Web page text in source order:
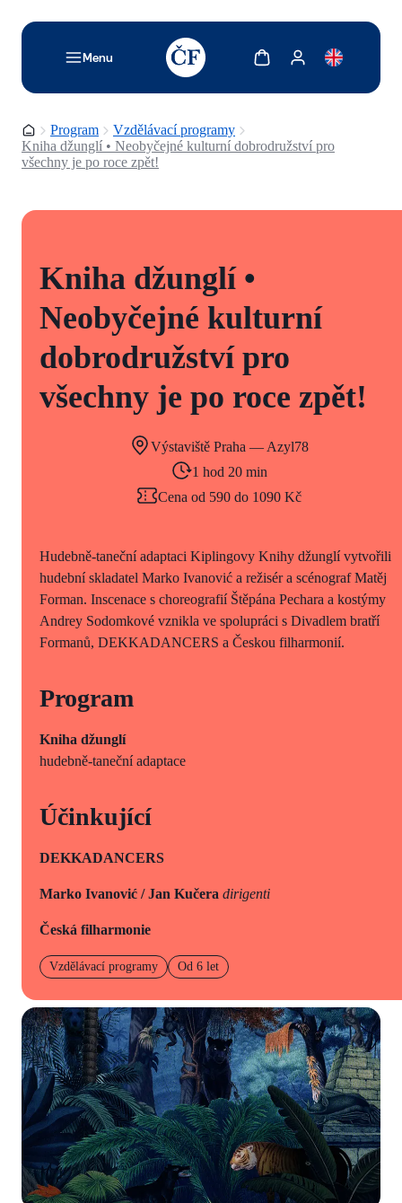
Menu
TODO: Add description for reader
Zobrazit košíkZobrazit můj účet
Domovská stránka
Program
Vzdělávací programy
Kniha džunglí • Neobyčejné kulturní dobrodružství pro
všechny je po roce zpět!
Kniha džunglí •
Neobyčejné kulturní
dobrodružství pro
všechny je po roce zpět!
Výstaviště Praha — Azyl78
1 hod 20 min
Cena od 590 do 1090 Kč
Hudebně-taneční adaptaci Kiplingovy Knihy džunglí vytvořili
hudební skladatel Marko Ivanović a režisér a scénograf Matěj
Forman. Inscenace s choreografií Štěpána Pechara a kostýmy
Andrey Sodomkové vznikla ve spolupráci s Divadlem bratří
Formanů, DEKKADANCERS a Českou filharmonií.
Program
Kniha džunglí
hudebně-taneční adaptace
Účinkující
DEKKADANCERS
Marko Ivanović / Jan Kučera dirigenti
Česká filharmonie
Vzdělávací programy Od 6 let